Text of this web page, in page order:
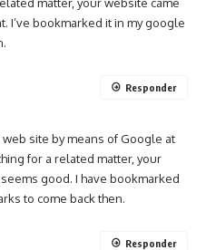
I’ve bookmarked it in my google
site by means of Google at
for a related matter, your
good. I have bookmarked
to come back then.
Responder
Responder